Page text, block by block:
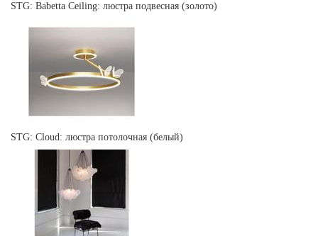
STG: Babetta Ceiling: люстра подвесная (золото)
STG: Cloud: люстра потолочная (белый)